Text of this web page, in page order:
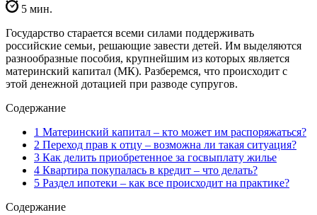
5 мин.
Государство старается всеми силами поддерживать
российские семьи, решающие завести детей. Им выделяются
разнообразные пособия, крупнейшим из которых является
материнский капитал (МК). Разберемся, что происходит с
этой денежной дотацией при разводе супругов.
Содержание
1 Материнский капитал – кто может им распоряжаться?
2 Переход прав к отцу – возможна ли такая ситуация?
3 Как делить приобретенное за госвыплату жилье
4 Квартира покупалась в кредит – что делать?
5 Раздел ипотеки – как все происходит на практике?
Содержание